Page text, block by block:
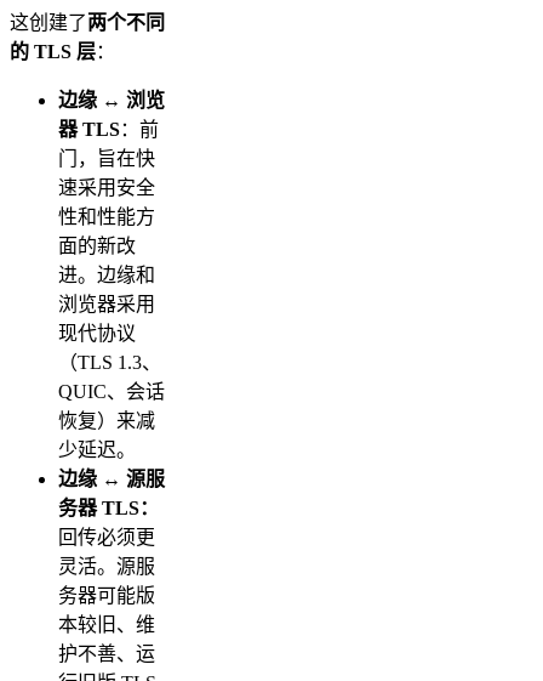
这创建了两个不同
的 TLS 层：
边缘 ↔ 浏览
器 TLS：前
门，旨在快
速采用安全
性和性能方
面的新改
进。边缘和
浏览器采用
现代协议
（TLS 1.3、
QUIC、会话
恢复）来减
少延迟。
边缘 ↔ 源服
务器 TLS：
回传必须更
灵活。源服
务器可能版
本较旧、维
护不善、运